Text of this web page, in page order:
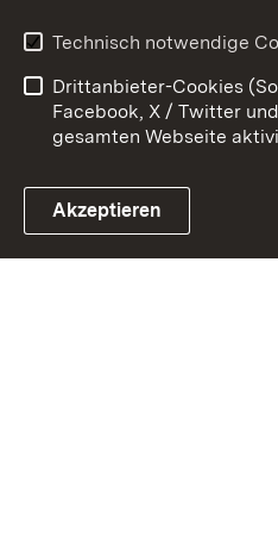
Link zum Landesportal
Barrierefreiheit
Impressum
Technisch notwendige
Drittanbieter-Cookies
Facebook, X / Twitter
gesamten Webseite
Akzeptieren